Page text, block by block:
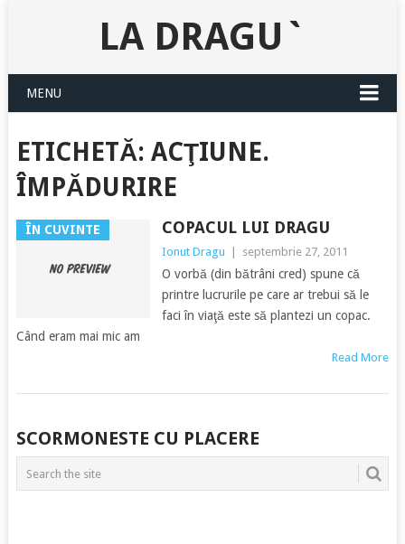
LA DRAGU`
MENU
ETICHETĂ: ACŢIUNE.
ÎMPĂDURIRE
ÎN CUVINTE COPACUL LUI DRAGU
Ionut Dragu septembrie 27, 2011
O vorbă (din bătrâni cred) spune că
printre lucrurile pe care ar trebui să le
faci în viaţă este să plantezi un copac.
Când eram mai mic am
Read More
POSTS
NAVIGATION
SCORMONESTE CU PLACERE